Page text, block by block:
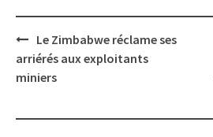
Post
navigation
Le Zimbabwe réclame ses
arriérés aux exploitants
miniers